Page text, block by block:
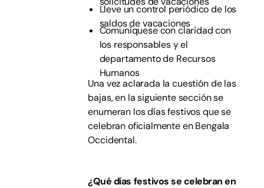
Lleve un control periódico de los
saldos de vacaciones
Comuníquese con claridad con
los responsables y el
departamento de Recursos
Humanos
Una vez aclarada la cuestión de las
bajas, en la siguiente sección se
enumeran los días festivos que se
celebran oficialmente en Bengala
Occidental.
¿Qué días festivos se celebran en